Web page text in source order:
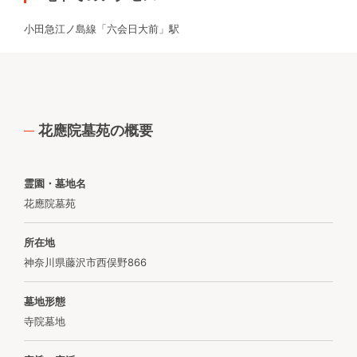
小田急江ノ島線「六会日大前」駅
花應院墓苑の概要
霊園・墓地名
花應院墓苑
所在地
神奈川県藤沢市西俣野866
墓地形態
寺院墓地